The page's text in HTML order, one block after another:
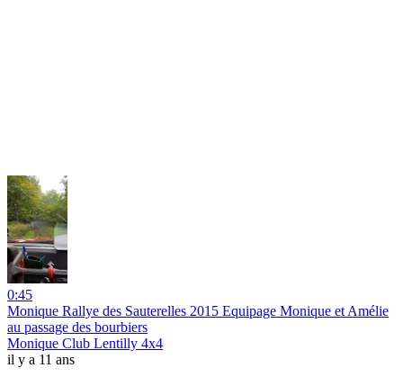
0:45
Monique Rallye des Sauterelles 2015 Equipage Monique et Amélie
au passage des bourbiers
Monique Club Lentilly 4x4
il y a 11 ans